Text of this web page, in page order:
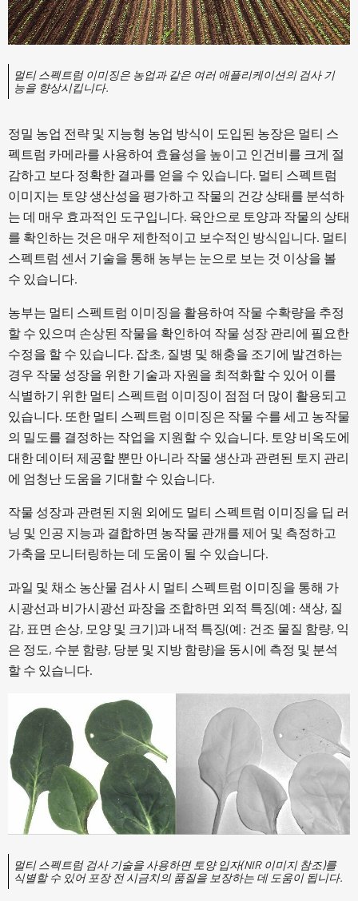
멀티 스펙트럼 이미징은 농업과 같은 여러 애플리케이션의 검사 기
능을 향상시킵니다.
정밀 농업 전략 및 지능형 농업 방식이 도입된 농장은 멀티 스
펙트럼 카메라를 사용하여 효율성을 높이고 인건비를 크게 절
감하고 보다 정확한 결과를 얻을 수 있습니다. 멀티 스펙트럼
이미지는 토양 생산성을 평가하고 작물의 건강 상태를 분석하
는 데 매우 효과적인 도구입니다. 육안으로 토양과 작물의 상태
를 확인하는 것은 매우 제한적이고 보수적인 방식입니다. 멀티
스펙트럼 센서 기술을 통해 농부는 눈으로 보는 것 이상을 볼
수 있습니다.
농부는 멀티 스펙트럼 이미징을 활용하여 작물 수확량을 추정
할 수 있으며 손상된 작물을 확인하여 작물 성장 관리에 필요한
수정을 할 수 있습니다. 잡초, 질병 및 해충을 조기에 발견하는
경우 작물 성장을 위한 기술과 자원을 최적화할 수 있어 이를
식별하기 위한 멀티 스펙트럼 이미징이 점점 더 많이 활용되고
있습니다. 또한 멀티 스펙트럼 이미징은 작물 수를 세고 농작물
의 밀도를 결정하는 작업을 지원할 수 있습니다. 토양 비옥도에
대한 데이터 제공할 뿐만 아니라 작물 생산과 관련된 토지 관리
에 엄청난 도움을 기대할 수 있습니다.
작물 성장과 관련된 지원 외에도 멀티 스펙트럼 이미징을 딥 러
닝 및 인공 지능과 결합하면 농작물 관개를 제어 및 측정하고
가축을 모니터링하는 데 도움이 될 수 있습니다.
과일 및 채소 농산물 검사 시 멀티 스펙트럼 이미징을 통해 가
시광선과 비가시광선 파장을 조합하면 외적 특징(예: 색상, 질
감, 표면 손상, 모양 및 크기)과 내적 특징(예: 건조 물질 함량, 익
은 정도, 수분 함량, 당분 및 지방 함량)을 동시에 측정 및 분석
할 수 있습니다.
멀티 스펙트럼 검사 기술을 사용하면 토양 입자(NIR 이미지 참조)를
식별할 수 있어 포장 전 시금치의 품질을 보장하는 데 도움이 됩니다.